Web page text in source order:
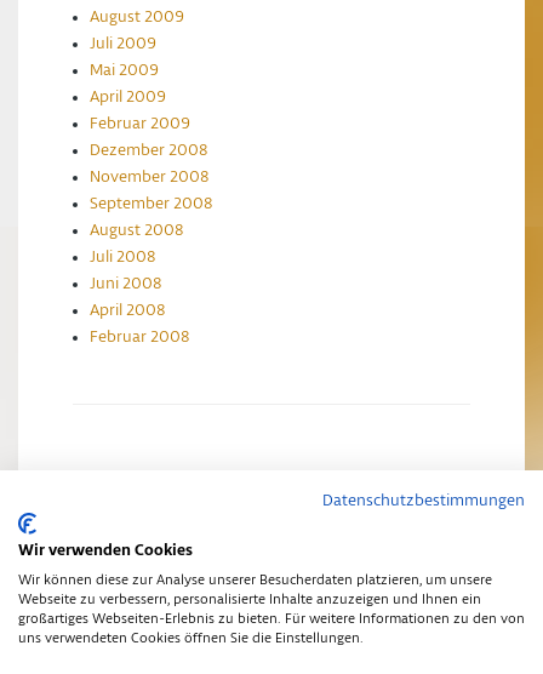
August 2009
Juli 2009
Mai 2009
April 2009
Februar 2009
Dezember 2008
November 2008
September 2008
August 2008
Juli 2008
Juni 2008
April 2008
Februar 2008
Datenschutzbestimmungen
Wir verwenden Cookies
Wir können diese zur Analyse unserer Besucherdaten platzieren, um unsere
Webseite zu verbessern, personalisierte Inhalte anzuzeigen und Ihnen ein
großartiges Webseiten-Erlebnis zu bieten. Für weitere Informationen zu den von
uns verwendeten Cookies öffnen Sie die Einstellungen.